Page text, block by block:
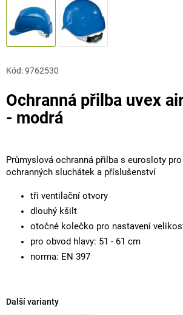
Ochranná přilba uvex
- modrá
Kód:9762530
Průmyslová ochranná přilba s eurosloty
ochranných sluchátek a příslušenství
tři ventilační otvory
dlouhý kšilt
otočné kolečko pro nastavení
pro obvod hlavy: 51 - 61 cm
norma: EN 397
Další varianty